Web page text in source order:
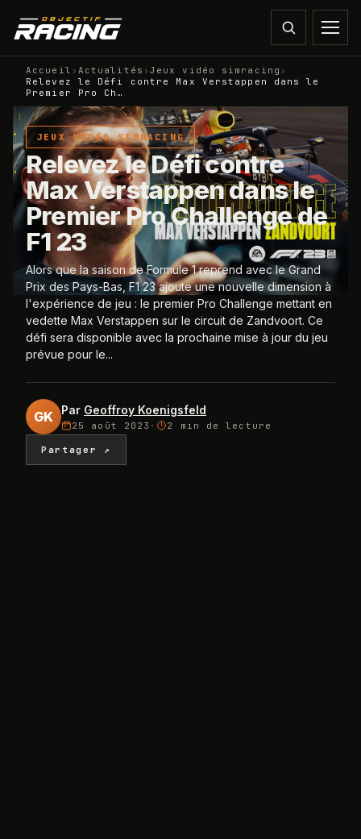
Accueil › Actualités › Jeux vidéo simracing ›
Relevez le Défi contre Max Verstappen dans le
Premier Pro Ch…
JEUX VIDÉO SIMRACING
Relevez le Défi contre
Max Verstappen dans le
Premier Pro Challenge de
F1 23
Alors que la saison de Formule 1 reprend avec le Grand
Prix des Pays-Bas, F1 23 ajoute une nouvelle dimension à
l'expérience de jeu : le premier Pro Challenge mettant en
vedette Max Verstappen sur le circuit de Zandvoort. Ce
défi sera disponible avec la prochaine mise à jour du jeu
prévue pour le...
GK Par Geoffroy Koenigsfeld
25 août 2023 · 2 min de lecture
Partager ↗